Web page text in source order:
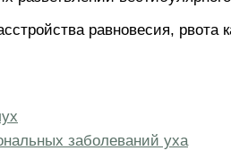
равновесия,
заболеваний уха